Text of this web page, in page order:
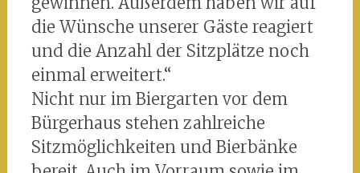
die Wünsche unserer Gäste reagiert
und die Anzahl der Sitzplätze noch
einmal erweitert.“
Nicht nur im Biergarten vor dem
Bürgerhaus stehen zahlreiche
Sitzmöglichkeiten und Bierbänke